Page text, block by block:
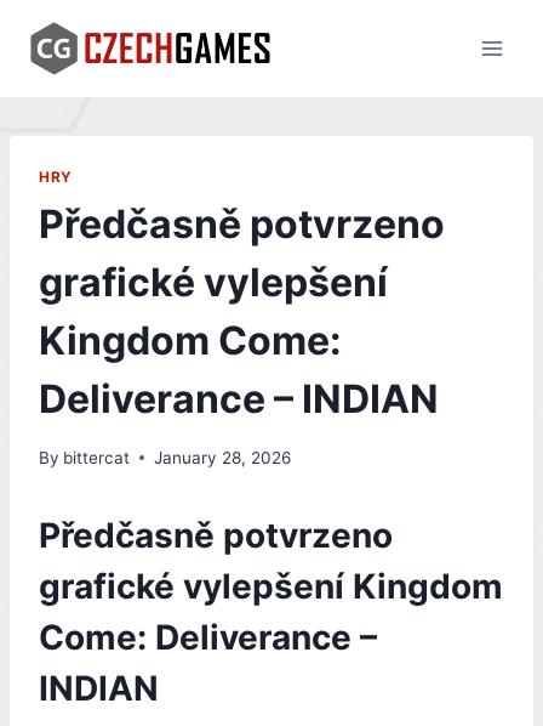
content
HRY
Předčasně potvrzeno
grafické vylepšení
Kingdom Come:
Deliverance – INDIAN
By bittercat January 28, 2026
Předčasně potvrzeno
grafické vylepšení Kingdom
Come: Deliverance –
INDIAN